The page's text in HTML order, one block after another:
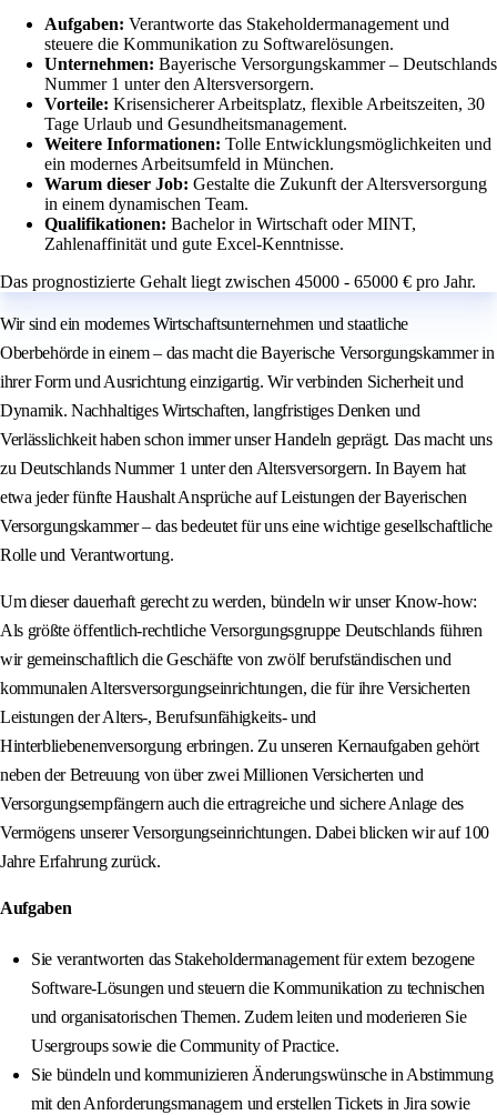
Aufgaben: Verantworte das Stakeholdermanagement und
steuere die Kommunikation zu Softwarelösungen.
Unternehmen: Bayerische Versorgungskammer – Deutschlands
Nummer 1 unter den Altersversorgern.
Vorteile: Krisensicherer Arbeitsplatz, flexible Arbeitszeiten, 30
Tage Urlaub und Gesundheitsmanagement.
Weitere Informationen: Tolle Entwicklungsmöglichkeiten und
ein modernes Arbeitsumfeld in München.
Warum dieser Job: Gestalte die Zukunft der Altersversorgung
in einem dynamischen Team.
Qualifikationen: Bachelor in Wirtschaft oder MINT,
Zahlenaffinität und gute Excel-Kenntnisse.
Das prognostizierte Gehalt liegt zwischen 45000 - 65000 € pro Jahr.
Wir sind ein modernes Wirtschaftsunternehmen und staatliche
Oberbehörde in einem – das macht die Bayerische Versorgungskammer in
ihrer Form und Ausrichtung einzigartig. Wir verbinden Sicherheit und
Dynamik. Nachhaltiges Wirtschaften, langfristiges Denken und
Verlässlichkeit haben schon immer unser Handeln geprägt. Das macht uns
zu Deutschlands Nummer 1 unter den Altersversorgern. In Bayern hat
etwa jeder fünfte Haushalt Ansprüche auf Leistungen der Bayerischen
Versorgungskammer – das bedeutet für uns eine wichtige gesellschaftliche
Rolle und Verantwortung.
Um dieser dauerhaft gerecht zu werden, bündeln wir unser Know-how:
Als größte öffentlich-rechtliche Versorgungsgruppe Deutschlands führen
wir gemeinschaftlich die Geschäfte von zwölf berufständischen und
kommunalen Altersversorgungseinrichtungen, die für ihre Versicherten
Leistungen der Alters-, Berufsunfähigkeits- und
Hinterbliebenenversorgung erbringen. Zu unseren Kernaufgaben gehört
neben der Betreuung von über zwei Millionen Versicherten und
Versorgungsempfängern auch die ertragreiche und sichere Anlage des
Vermögens unserer Versorgungseinrichtungen. Dabei blicken wir auf 100
Jahre Erfahrung zurück.
Aufgaben
Sie verantworten das Stakeholdermanagement für extern bezogene
Software-Lösungen und steuern die Kommunikation zu technischen
und organisatorischen Themen. Zudem leiten und moderieren Sie
Usergroups sowie die Community of Practice.
Sie bündeln und kommunizieren Änderungswünsche in Abstimmung
mit den Anforderungsmanagern und erstellen Tickets in Jira sowie